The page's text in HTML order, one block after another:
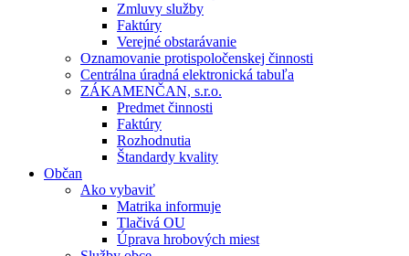
Zmluvy služby
Faktúry
Verejné obstarávanie
Oznamovanie protispoločenskej činnosti
Centrálna úradná elektronická tabuľa
ZÁKAMENČAN, s.r.o.
Predmet činnosti
Faktúry
Rozhodnutia
Štandardy kvality
Občan
Ako vybaviť
Matrika informuje
Tlačivá OU
Úprava hrobových miest